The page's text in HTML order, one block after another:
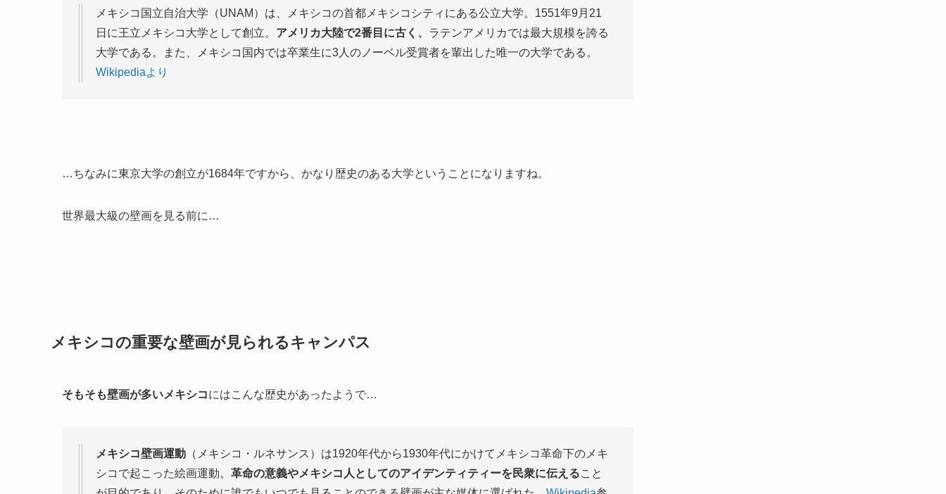
メキシコ国立自治大学（UNAM）は、メキシコの首都メキシコシティにある公立大学。1551年9月21
日に王立メキシコ大学として創立。 アメリカ大陸で2番目に古く、 ラテンアメリカでは最大規模を誇る
大学である。また、メキシコ国内では卒業生に3人のノーベル受賞者を輩出した唯一の大学である。
Wikipediaより
…ちなみに東京大学の創立が1684年ですから、かなり歴史のある大学ということになりますね。
世界最大級の壁画を見る前に…
メキシコの重要な壁画が見られるキャンパス
そもそも壁画が多いメキシコにはこんな歴史があったようで…
メキシコ壁画運動 （メキシコ・ルネサンス）は1920年代から1930年代にかけてメキシコ革命下のメキ
シコで起こった絵画運動。 革命の意義やメキシコ人としてのアイデンティティーを民衆に伝えること